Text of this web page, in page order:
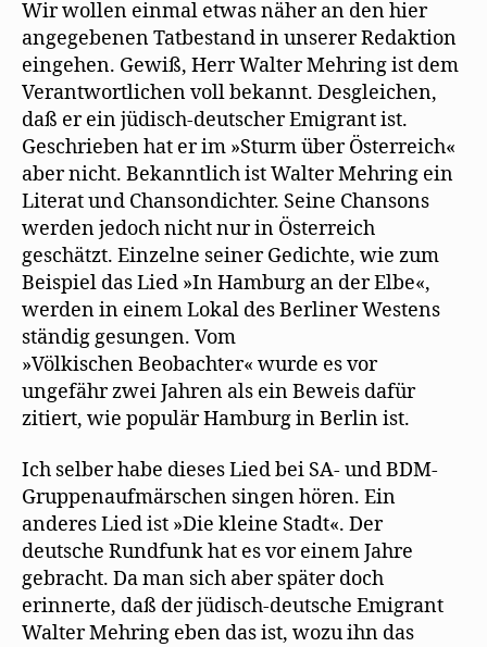
Wir wollen einmal etwas näher an den hier
angegebenen Tatbestand in unserer Redaktion
eingehen. Gewiß, Herr Walter Mehring ist dem
Verantwortlichen voll bekannt. Desgleichen,
daß er ein jüdisch-deutscher Emigrant ist.
Geschrieben hat er im »Sturm über Österreich«
aber nicht. Bekanntlich ist Walter Mehring ein
Literat und Chansondichter. Seine Chansons
werden jedoch nicht nur in Österreich
geschätzt. Einzelne seiner Gedichte, wie zum
Beispiel das Lied »In Hamburg an der Elbe«,
werden in einem Lokal des Berliner Westens
ständig gesungen. Vom
»Völkischen Beobachter« wurde es vor
ungefähr zwei Jahren als ein Beweis dafür
zitiert, wie populär Hamburg in Berlin ist.
Ich selber habe dieses Lied bei SA- und BDM-
Gruppenaufmärschen singen hören. Ein
anderes Lied ist »Die kleine Stadt«. Der
deutsche Rundfunk hat es vor einem Jahre
gebracht. Da man sich aber später doch
erinnerte, daß der jüdisch-deutsche Emigrant
Walter Mehring eben das ist, wozu ihn das